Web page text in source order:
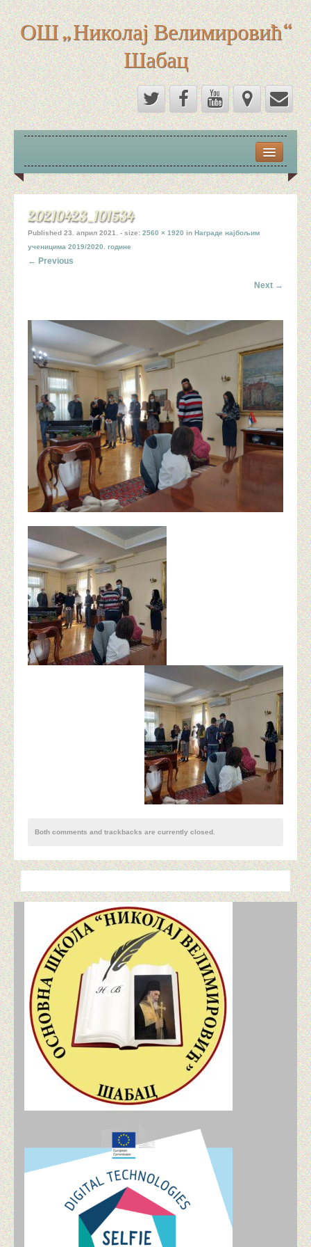
ОШ „Николај Велимировић“
Шабац
КАЛЕНДАР ТАКМИЧЕЊА И СМОТРИ УЧЕНИКА ЗА
ПРАВИЛНИЦИ
КАЛЕНДАР РАДА У ШКОЛСКОЈ 2025/2026. ГОД.
ОДЛУКЕ, ЈАВНЕ НАБАВКЕ, ИЗВЕШТАЈИ
БЕЗБЕДНОСТ
РАСПОРЕД ПИСМЕНИХ ПРОВЕРА 2.
УЏБЕНИЦИ ЗА ШКОЛСКУ 2026/27. ГОДИНУ
КРИТЕРИЈУМИ ОЦЕЊИВАЊА
ШКОЛСКИ ПРОГРАМ ШК. 2022/23-2025/26. ГОД.
ЛЕТОПИСИ
ОРГАНИЗАЦИЈА РАДА
АКТИВНОСТИ ТИМОВА
ЕЗБОРНИЦА
НАСТАВА НА ДАЉИНУ
ПРИМЕРИ ДОБРЕ ПРАКСЕ
ПСИХОЛОШКИ КУТАК
УЧЕНИЧКИ ПАРЛАМЕНТ
ПРОДУЖЕНИ БОРАВАК
ПАРТНЕРСТВО ЗА ПРАВЕДНО КВАЛИТЕТНО
ШКОЛА ЗА 21. ВЕК
МОЈ ГРАД У БУДУЋНОСТИ
„ACTIV YOU“ ПРОЈЕКАТ ERASMUS+
„BREAKING THE CHAINS: BUILDING HEALTHY
СПОЉАШЊЕ ВРЕДНОВАЊЕ ШКОЛЕ
ТАКМИЧЕЊА И АКТИВНОСТИ
СРПСКИ ЈЕЗИК И КЊИЖЕВНОСТ
ТАКМИЧЕЊА ИЗ СРПСКОГ ЈЕЗИКА И
ЕНГЛЕСКИ ЈЕЗИК
МАТЕМАТИКА
ИСТОРИЈА
20210423_101534
Published 23. април 2021. - size: 2560 × 1920 in Награде најбољим
ученицима 2019/2020. године
← Previous
Next →
Both comments and trackbacks are currently closed.